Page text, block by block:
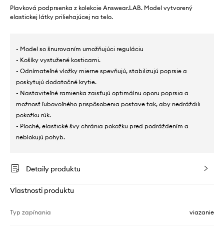
Plavková podprsenka z kolekcie Answear.LAB. Model vytvorený
elastickej látky priliehajúcej na telo.
- Model so šnurovaním umožňujúci reguláciu
- Košíky vystužené kosticami.
- Odnímateľné vložky mierne spevňujú, stabilizujú poprsie a
poskytujú dodatočné krytie.
- Nastaviteľné ramienka zaisťujú optimálnu oporu poprsia a
možnosť ľubovoľného prispôsobenia postave tak, aby nedráždili
pokožku rúk.
- Ploché, elastické švy chránia pokožku pred podráždením a
neblokujú pohyb.
Detaily produktu
Vlastnosti produktu
Typ zapínania viazanie